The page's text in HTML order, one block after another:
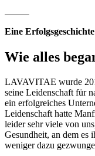
Eine Erfolgsgeschichte
Wie alles
LAVAVITAE wurde
seine Leidenschaft für
ein erfolgreiches
Leidenschaft hatte
leider sehr viele von
Gesundheit, an dem es
weniger dazu